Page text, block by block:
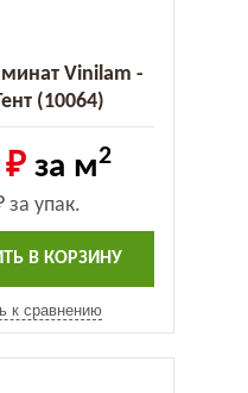
Vinilam -
(10064)
₽ за м2
за упак.
В КОРЗИНУ
к сравнению